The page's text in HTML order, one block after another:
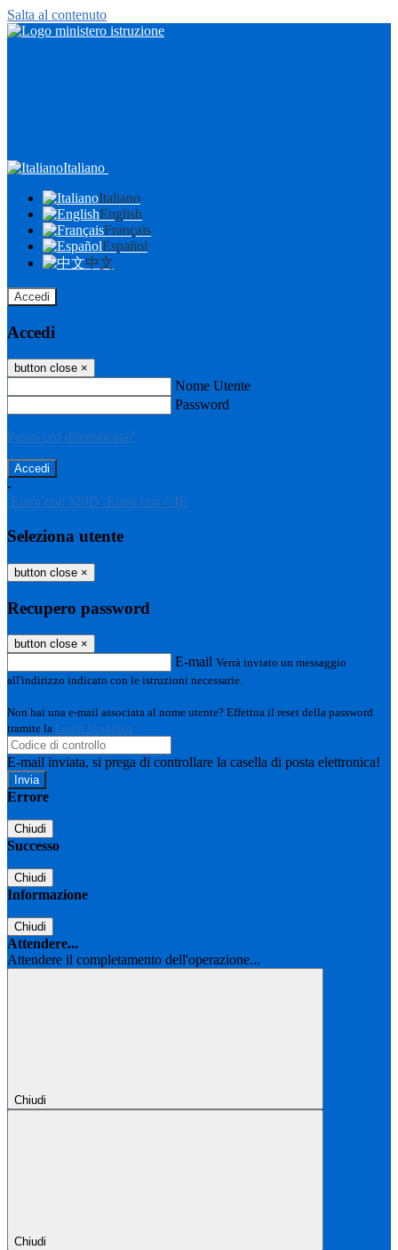
Salta al contenuto
Italiano
Italiano
English
Français
Español
中文
Accedi
Accedi
button close ×
Nome Utente
Password
Password dimenticata?
-
Entra con SPID Entra con CIE
Seleziona utente
button close ×
Recupero password
button close ×
E-mail Verrà inviato un messaggio
all'indirizzo indicato con le istruzioni necessarie.
Non hai una e-mail associata al nome utente? Effettua il reset della password
tramite la Login Spaggiari
E-mail inviata, si prega di controllare la casella di posta elettronica!
Errore
Chiudi
Successo
Chiudi
Informazione
Chiudi
Attendere...
Attendere il completamento dell'operazione...
Chiudi
Chiudi